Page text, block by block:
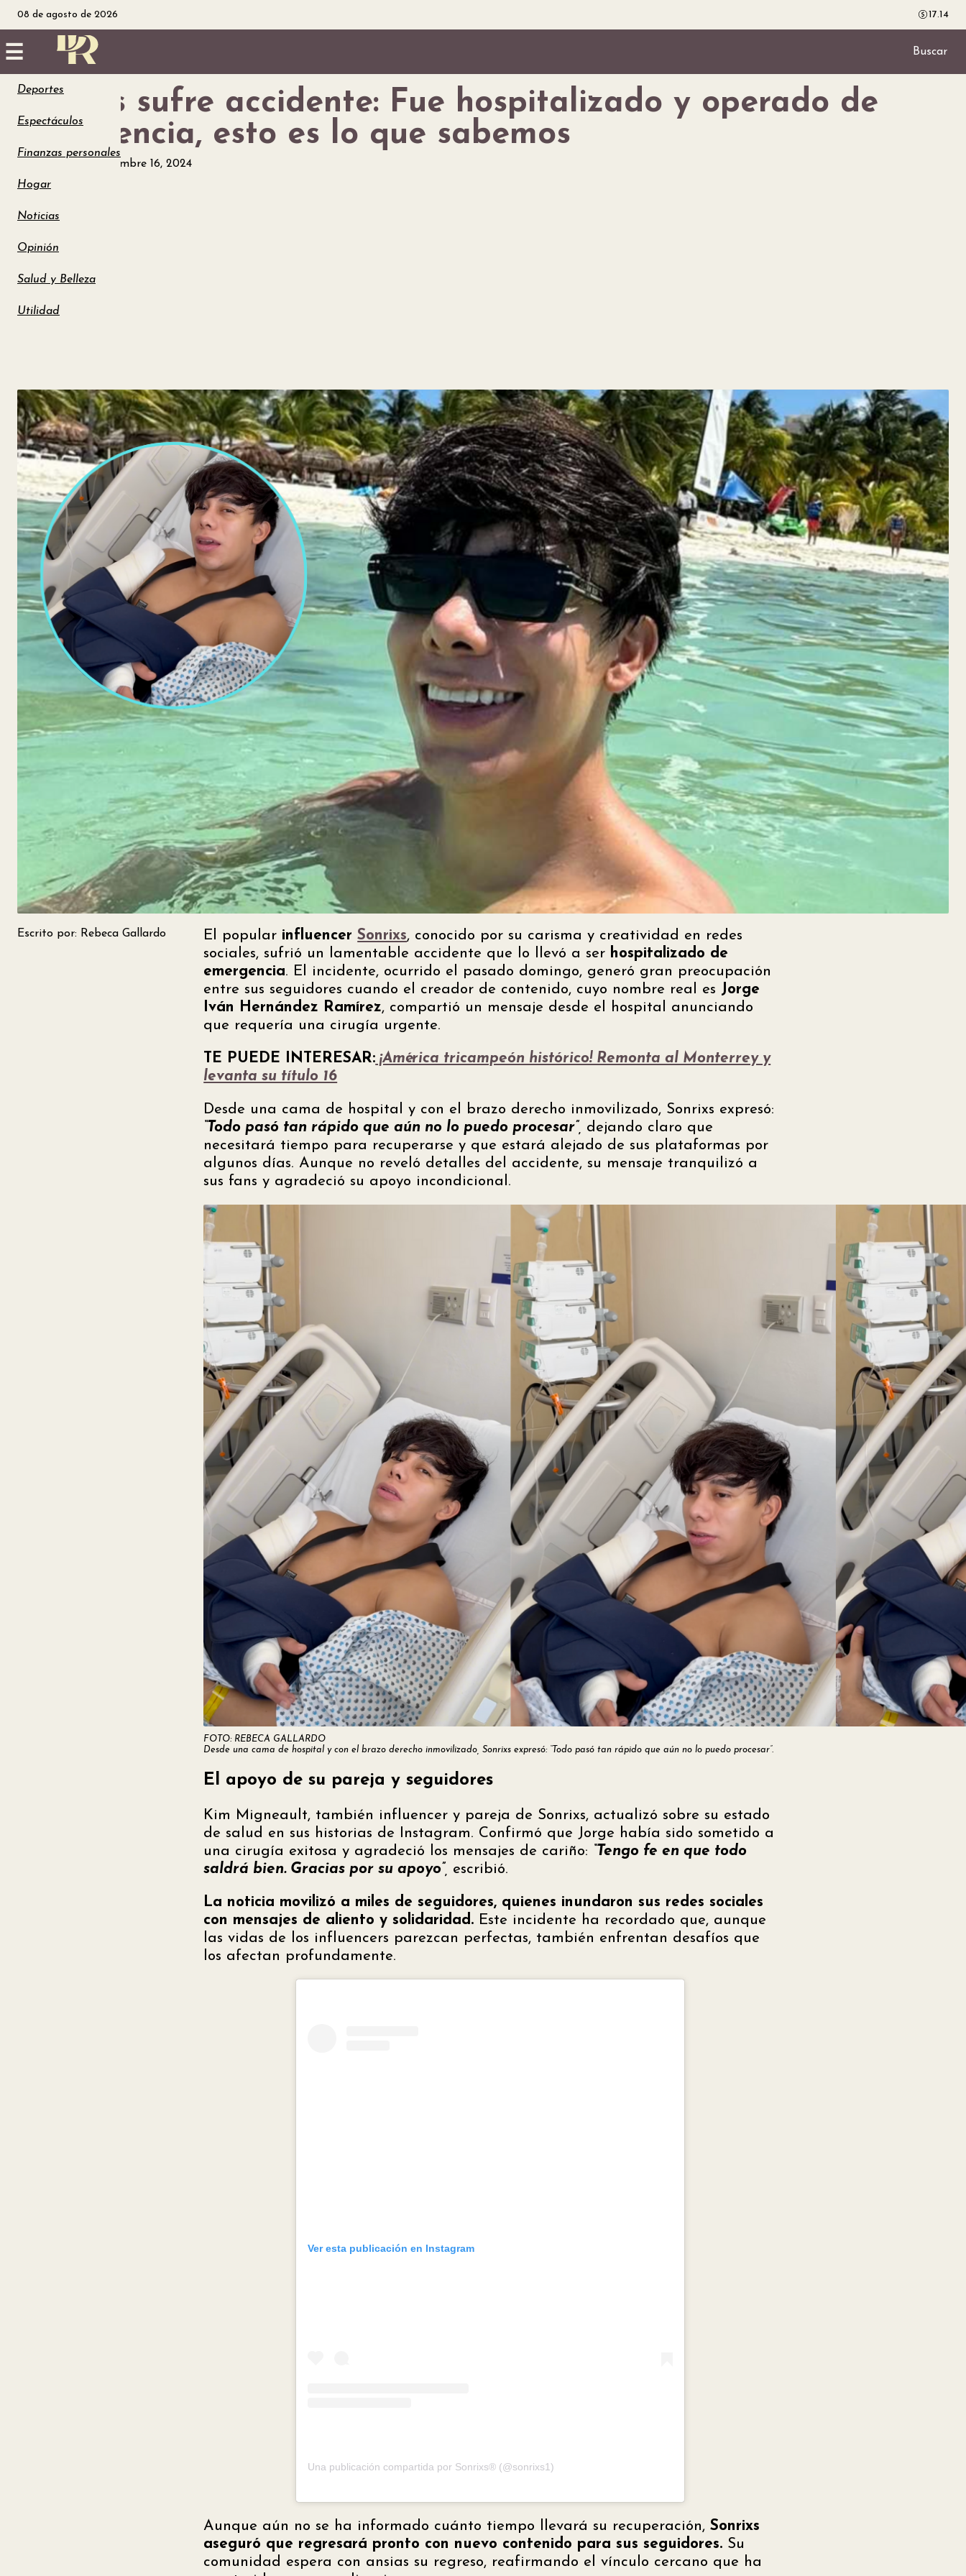
08 de agosto de 2026 17.14
☰ Buscar
Inicio
Finanzas
personales
Hogar
Espectáculos
Deportes
Sonrixs sufre accidente: Fue hospitalizado y operado de
emergencia, esto es lo que sabemos
diciembre 16, 2024
Escrito por: Rebeca Gallardo
Deportes
Espectáculos
Finanzas personales
Hogar
Noticias
Opinión
Salud y Belleza
Utilidad
El popular influencerSonrixs, conocido por su carisma y creatividad en redes
sociales, sufrió un lamentable accidente que lo llevó a ser hospitalizado de
emergencia. El incidente, ocurrido el pasado domingo, generó gran preocupación
entre sus seguidores cuando el creador de contenido, cuyo nombre real es Jorge
Iván Hernández Ramírez, compartió un mensaje desde el hospital anunciando
que requería una cirugía urgente.
TE PUEDE INTERESAR: ¡América tricampeón histórico! Remonta al Monterrey y
levanta su título 16
Desde una cama de hospital y con el brazo derecho inmovilizado, Sonrixs expresó:
“Todo pasó tan rápido que aún no lo puedo procesar”, dejando claro que
necesitará tiempo para recuperarse y que estará alejado de sus plataformas por
algunos días. Aunque no reveló detalles del accidente, su mensaje tranquilizó a
sus fans y agradeció su apoyo incondicional.
FOTO: REBECA GALLARDO
Desde una cama de hospital y con el brazo derecho inmovilizado, Sonrixs expresó: “Todo pasó tan rápido que aún no lo puedo procesar”.
El apoyo de su pareja y seguidores
Kim Migneault, también influencer y pareja de Sonrixs, actualizó sobre su estado
de salud en sus historias de Instagram. Confirmó que Jorge había sido sometido a
una cirugía exitosa y agradeció los mensajes de cariño: “Tengo fe en que todo
saldrá bien. Gracias por su apoyo”, escribió.
La noticia movilizó a miles de seguidores, quienes inundaron sus redes sociales
con mensajes de aliento y solidaridad. Este incidente ha recordado que, aunque
las vidas de los influencers parezcan perfectas, también enfrentan desafíos que
los afectan profundamente.
Ver esta publicación en Instagram
Una publicación compartida por Sonrixs® (@sonrixs1)
Aunque aún no se ha informado cuánto tiempo llevará su recuperación,Sonrixs
aseguró que regresará pronto con nuevo contenido para sus seguidores. Su
comunidad espera con ansias su regreso, reafirmando el vínculo cercano que ha